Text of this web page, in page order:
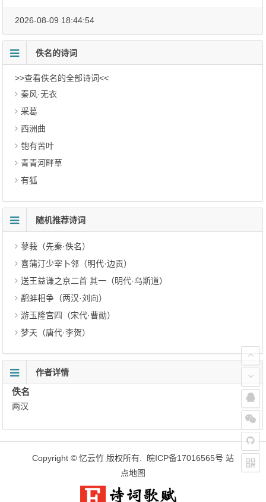
2026-08-09 18:44:54
佚名的诗词
>>查看佚名的全部诗词<<
秦风·无衣
采葛
西洲曲
匏有苦叶
青青河畔草
有狐
随机推荐诗词
蓼莪（先秦·佚名）
喜蒲汀少宰卜邻（明代·边贡）
送王益谦之京二首 其一（明代·乌斯道）
鹬蚌相争（两汉·刘向）
游玉隆宫四（宋代·曹勋）
梦天（唐代·李贺）
作者详情
佚名
两汉
Copyright © 忆云竹 版权所有. 皖ICP备17016565号 站
点地图